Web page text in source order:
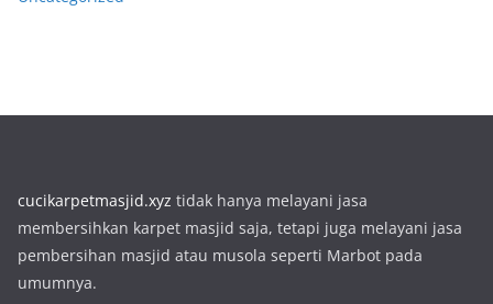
cucikarpetmasjid.xyz tidak hanya melayani jasa
membersihkan karpet masjid saja, tetapi juga melayani jasa
pembersihan masjid atau musola seperti Marbot pada
umumnya.